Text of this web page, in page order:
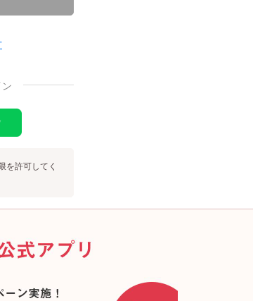
を許可してく